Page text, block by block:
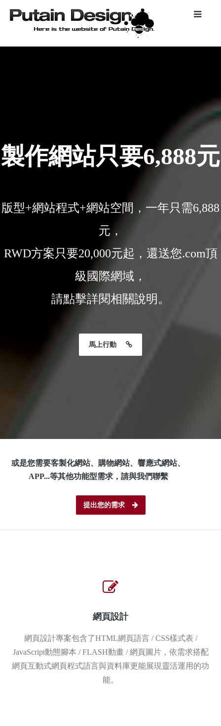
製作網站只要6,888元
版型+網站程式+網站空間，一年只需6,888
元，
RWD方案只要20,000元起，還送您.com頂
級國際網域，
請點擊詳閱相關說明。
馬上行動
或是您需要客製化網站、購物網站、響應式網站、
APP...等其他功能型需求，請與我們聯繫
提出您的需求
網頁設計
網頁設計專案包含了HTML網頁語言 / CSS樣式表 /
JavaScript動態腳本 / FLASH動畫 / 網頁圖片，依需求搭配
網頁互動式網頁程式語言與資料庫更能展現靈活運用的功
能。